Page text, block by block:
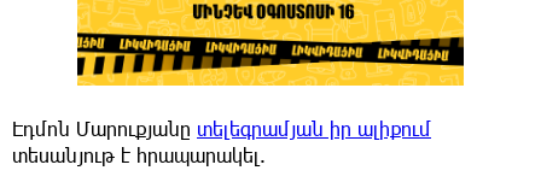
Էդմոն Մարուքյանը տելեգրամյան իր ալիքում
տեսանյութ է հրապարակել.